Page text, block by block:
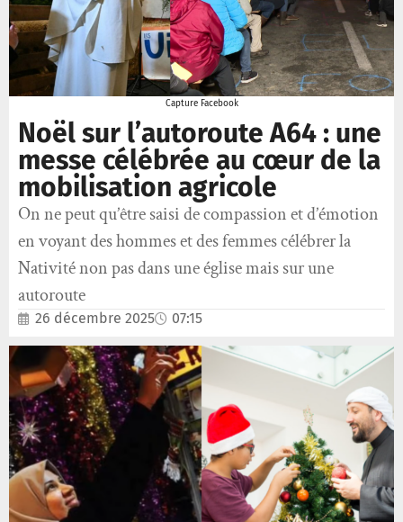
Capture Facebook
Noël sur l’autoroute A64 : une
messe célébrée au cœur de la
mobilisation agricole
On ne peut qu’être saisi de compassion et d’émotion
en voyant des hommes et des femmes célébrer la
Nativité non pas dans une église mais sur une
autoroute
26 décembre 2025 07:15